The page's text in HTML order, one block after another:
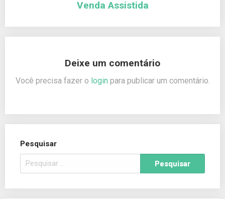
Venda Assistida
Deixe um comentário
Você precisa fazer o login para publicar um comentário.
Pesquisar